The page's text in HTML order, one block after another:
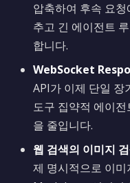
압축하여 후속 요
추고 긴 에이전트
합니다.
WebSocket
API가 이제 단일 장
도구 집약적 에이
을 줄입니다.
웹 검색의 이미지
제 명시적으로 이